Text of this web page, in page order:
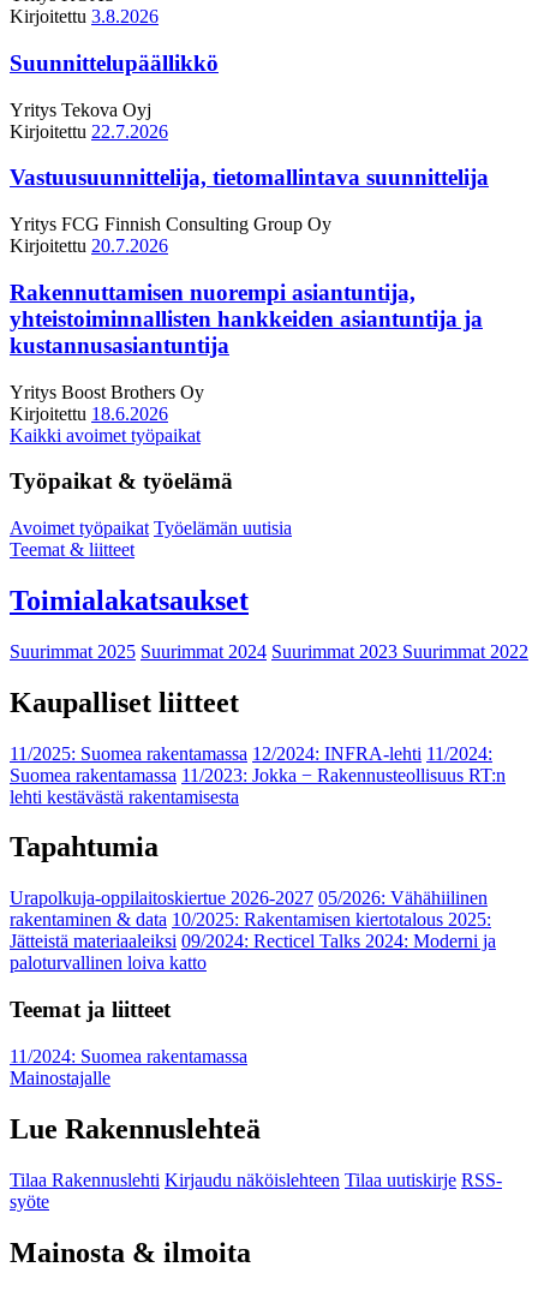
Kirjoitettu 3.8.2026
Suunnittelupäällikkö
Yritys Tekova Oyj
Kirjoitettu 22.7.2026
Vastuusuunnittelija, tietomallintava suunnittelija
Yritys FCG Finnish Consulting Group Oy
Kirjoitettu 20.7.2026
Rakennuttamisen nuorempi asiantuntija,
yhteistoiminnallisten hankkeiden asiantuntija ja
kustannusasiantuntija
Yritys Boost Brothers Oy
Kirjoitettu 18.6.2026
Kaikki avoimet työpaikat
Työpaikat & työelämä
Avoimet työpaikat Työelämän uutisia
Teemat & liitteet
Toimialakatsaukset
Suurimmat 2025 Suurimmat 2024 Suurimmat 2023 Suurimmat 2022
Kaupalliset liitteet
11/2025: Suomea rakentamassa 12/2024: INFRA-lehti 11/2024:
Suomea rakentamassa 11/2023: Jokka − Rakennusteollisuus RT:n
lehti kestävästä rakentamisesta
Tapahtumia
Urapolkuja-oppilaitoskiertue 2026-2027 05/2026: Vähähiilinen
rakentaminen & data 10/2025: Rakentamisen kiertotalous 2025:
Jätteistä materiaaleiksi 09/2024: Recticel Talks 2024: Moderni ja
paloturvallinen loiva katto
Teemat ja liitteet
11/2024: Suomea rakentamassa
Mainostajalle
Lue Rakennuslehteä
Tilaa Rakennuslehti Kirjaudu näköislehteen Tilaa uutiskirje RSS-
syöte
Mainosta & ilmoita